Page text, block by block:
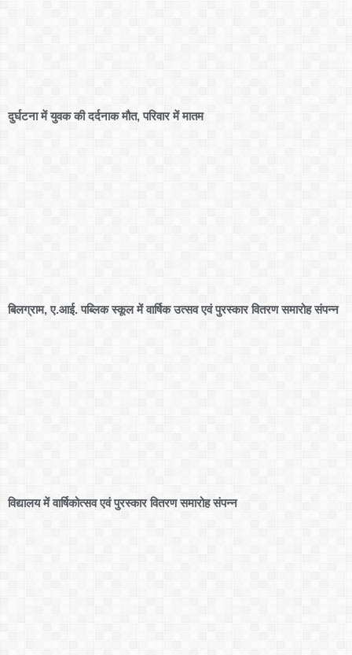
दुर्घटना में युवक की दर्दनाक मौत, परिवार में मातम
बिलग्राम, ए.आई. पब्लिक स्कूल में वार्षिक उत्सव एवं पुरस्कार वितरण समारोह संपन्न
विद्यालय में वार्षिकोत्सव एवं पुरस्कार वितरण समारोह संपन्न